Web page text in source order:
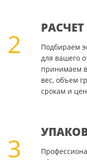
2
РАСЧЕТ
Подбираем
для вашего
принимаем
вес, объем
срокам и
3